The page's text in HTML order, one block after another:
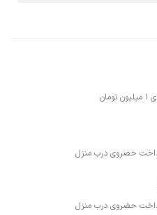
حضروی درب منزل
حضروی درب منزل